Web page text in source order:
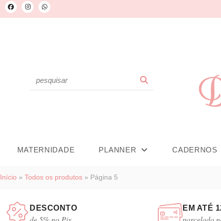
LINHA BABY PLANNER
MATERNIDADE PLANNER CADERNOS
Início » Todos os produtos » Página 5
DESCONTO EM ATÉ